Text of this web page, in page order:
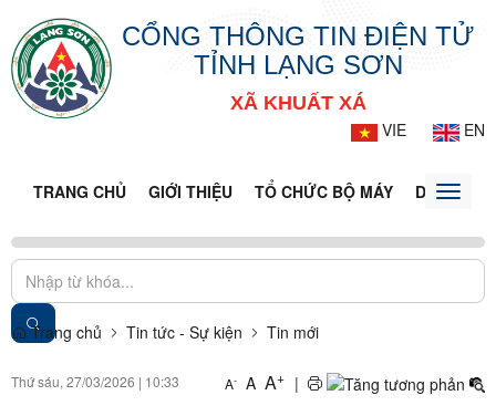
CỔNG THÔNG TIN ĐIỆN TỬ
TỈNH LẠNG SƠN
XÃ KHUẤT XÁ
VIE
EN
TRANG CHỦ GIỚI THIỆU TỔ CHỨC BỘ MÁY DOANH
Toggle
Trang chủ Tin tức - Sự kiện Tin mới
Thứ sáu, 27/03/2026 | 10:33 A- A A+ |